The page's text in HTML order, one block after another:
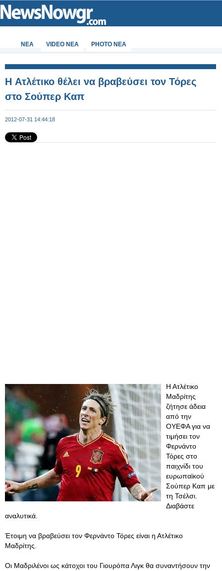
ΝΕΑ VIDEO NEA PHOTO NEA
H Ατλέτικο θέλει να βραβεύσει τον Τόρες
στο Σούπερ Καπ
2012-07-31 14:44:18
Η Ατλέτικο
Μαδρίτης
ζήτησε άδεια
από την
ΟΥΕΦΑ για να
τιμήσει τον
Φερνάντο
Τόρες στο
παιχνίδι του
ευρωπαϊκού
Σούπερ Καπ με
τη Τσέλσι.
Διαβάστε
αναλυτικά.
Έτοιμη να βραβεύσει τον Φερνάντο Τόρες είναι η Ατλέτικο
Μαδρίτης.
Οι Μαδριλένοι ως κάτοχοι του Γιουρόπα Λιγκ θα συναντήσουν την